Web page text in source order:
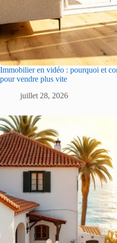
Immobilier en vidéo : pourquoi et
pour vendre plus vite
juillet 28, 2026